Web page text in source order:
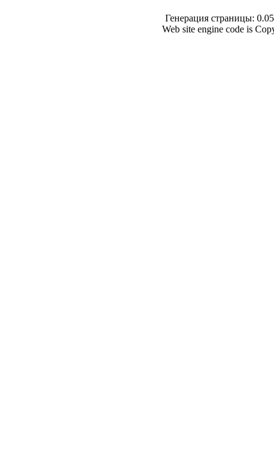
Генерация страницы:
Web site engine code is